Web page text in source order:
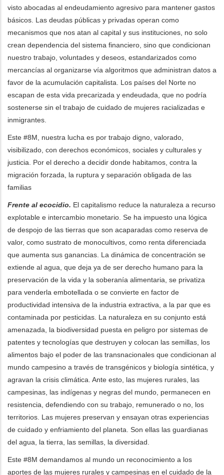
visto abocadas al endeudamiento agresivo para mantener gastos
básicos. Las deudas públicas y privadas operan como
mecanismos que nos atan al capital y sus instituciones, no solo
crean dependencia del sistema financiero, sino que condicionan
nuestro trabajo, voluntades y deseos, estandarizados como
mercancías al organizarse vía algoritmos que administran datos a
favor de la acumulación capitalista. Los países del Norte no
escapan de esta vida precarizada y endeudada, que no podría
sostenerse sin el trabajo de cuidado de mujeres racializadas e
inmigrantes.
Este #8M, nuestra lucha es por trabajo digno, valorado,
visibilizado, con derechos económicos, sociales y culturales y
justicia. Por el derecho a decidir donde habitamos, contra la
migración forzada, la ruptura y separación obligada de las
familias
Frente al ecocidio. El capitalismo reduce la naturaleza a recurso
explotable e intercambio monetario. Se ha impuesto una lógica
de despojo de las tierras que son acaparadas como reserva de
valor, como sustrato de monocultivos, como renta diferenciada
que aumenta sus ganancias. La dinámica de concentración se
extiende al agua, que deja ya de ser derecho humano para la
preservación de la vida y la soberanía alimentaria, se privatiza
para venderla embotellada o se convierte en factor de
productividad intensiva de la industria extractiva, a la par que es
contaminada por pesticidas. La naturaleza en su conjunto está
amenazada, la biodiversidad puesta en peligro por sistemas de
patentes y tecnologías que destruyen y colocan las semillas, los
alimentos bajo el poder de las transnacionales que condicionan al
mundo campesino a través de transgénicos y biología sintética, y
agravan la crisis climática. Ante esto, las mujeres rurales, las
campesinas, las indígenas y negras del mundo, permanecen en
resistencia, defendiendo con su trabajo, remunerado o no, los
territorios. Las mujeres preservan y ensayan otras experiencias
de cuidado y enfriamiento del planeta. Son ellas las guardianas
del agua, la tierra, las semillas, la diversidad.
Este #8M demandamos al mundo un reconocimiento a los
aportes de las mujeres rurales y campesinas en el cuidado de la